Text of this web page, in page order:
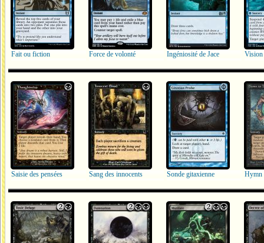
Fait ou fiction Force de volonté Ingéniosité de Jace Vision
Saisie des pensées Sang des innocents Sonde gitaxienne Hymn